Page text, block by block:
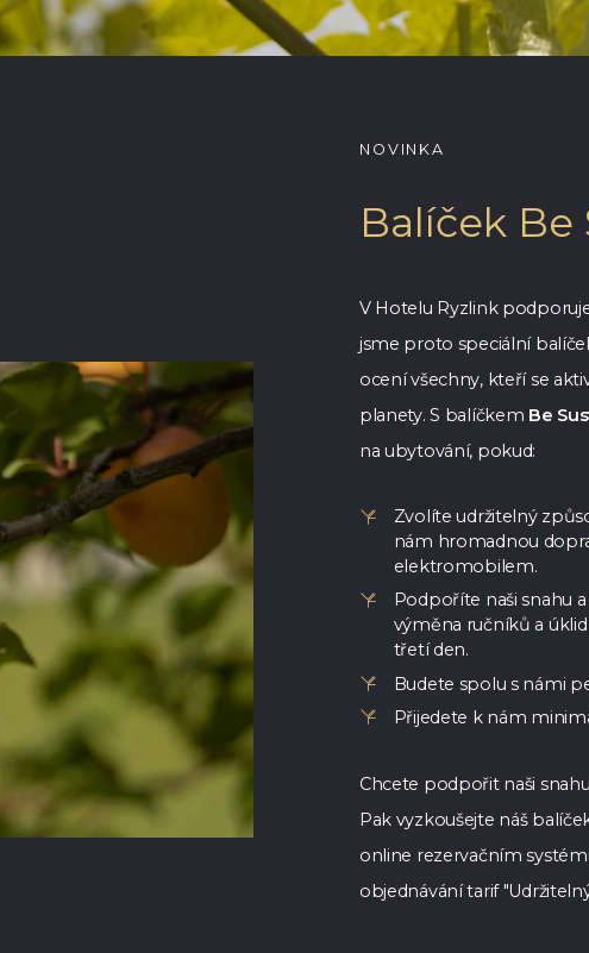
NOVINKA
Balíček
V Hotelu Ryzlink
jsme proto speciální
ocení všechny, kteří se
planety. S balíčkem Be
na ubytování, pokud:
Zvolíte udržitelný
nám hromadnou
elektromobilem.
Podpoříte naši snahu
výměna ručníků a
třetí den.
Budete spolu s námi
Přijedete k nám
Chcete podpořit naši
Pak vyzkoušejte náš
online rezervačním
objednávání tarif